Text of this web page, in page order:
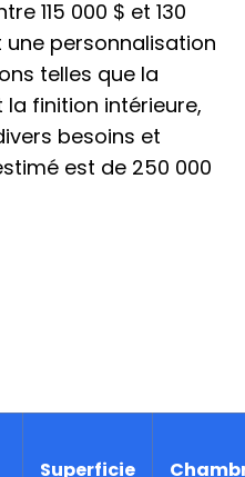
115 000 $ et 130
une personnalisation
telles que la
finition intérieure,
besoins et
est de 250 000
Superficie